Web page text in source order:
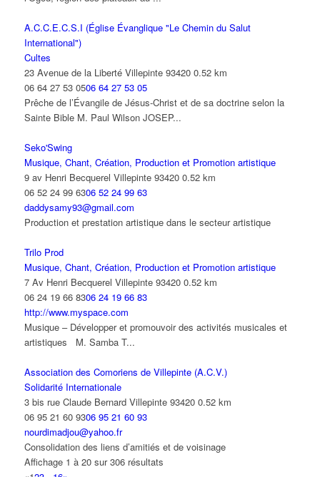
A.C.C.E.C.S.I (Église Évanglique "Le Chemin du Salut
International")
Cultes
23 Avenue de la Liberté Villepinte 93420 0.52 km
06 64 27 53 0506 64 27 53 05
Prêche de l’Évangile de Jésus-Christ et de sa doctrine selon la
Sainte Bible M. Paul Wilson JOSEP...
Seko'Swing
Musique, Chant, Création, Production et Promotion artistique
9 av Henri Becquerel Villepinte 93420 0.52 km
06 52 24 99 6306 52 24 99 63
daddysamy93@gmail.com
Production et prestation artistique dans le secteur artistique
Trilo Prod
Musique, Chant, Création, Production et Promotion artistique
7 Av Henri Becquerel Villepinte 93420 0.52 km
06 24 19 66 8306 24 19 66 83
http://www.myspace.com
Musique – Développer et promouvoir des activités musicales et
artistiques M. Samba T...
Association des Comoriens de Villepinte (A.C.V.)
Solidarité Internationale
3 bis rue Claude Bernard Villepinte 93420 0.52 km
06 95 21 60 9306 95 21 60 93
nourdimadjou@yahoo.fr
Consolidation des liens d’amitiés et de voisinage
Affichage 1 à 20 sur 306 résultats